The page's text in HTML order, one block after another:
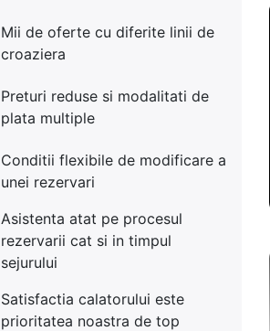
Mii de oferte cu diferite linii de
croaziera
Preturi reduse si modalitati de
plata multiple
Conditii flexibile de modificare a
unei rezervari
Asistenta atat pe procesul
rezervarii cat si in timpul
sejurului
Satisfactia calatorului este
prioritatea noastra de top